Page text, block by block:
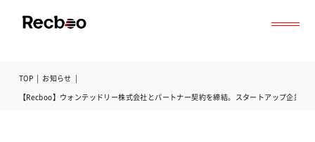
導入事例
TOP | お知らせ |
【Recboo】ウォンテッドリー株式会社とパートナー契約を締結。スタートアップ企業の